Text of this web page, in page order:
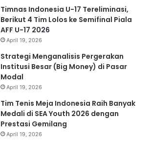
Timnas Indonesia U-17 Tereliminasi,
Berikut 4 Tim Lolos ke Semifinal Piala
AFF U-17 2026
April 19, 2026
Strategi Menganalisis Pergerakan
Institusi Besar (Big Money) di Pasar
Modal
April 19, 2026
Tim Tenis Meja Indonesia Raih Banyak
Medali di SEA Youth 2026 dengan
Prestasi Gemilang
April 19, 2026